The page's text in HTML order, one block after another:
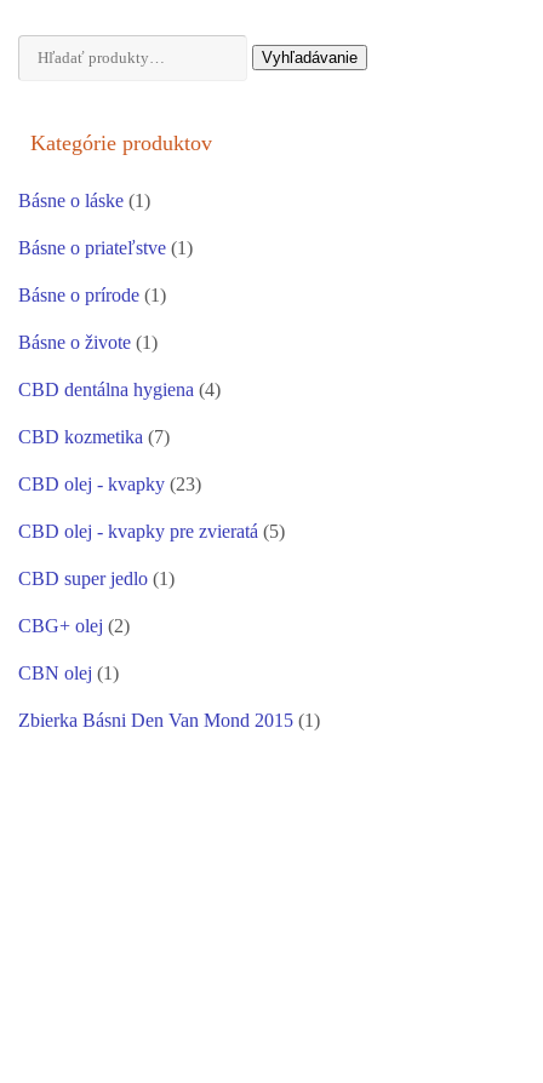
Hľadať: Vyhľadávanie
Kategórie produktov
Básne o láske (1)
Básne o priateľstve (1)
Básne o prírode (1)
Básne o živote (1)
CBD dentálna hygiena (4)
CBD kozmetika (7)
CBD olej - kvapky (23)
CBD olej - kvapky pre zvieratá (5)
CBD super jedlo (1)
CBG+ olej (2)
CBN olej (1)
Zbierka Básni Den Van Mond 2015 (1)